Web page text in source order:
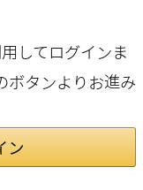
してログインま
ボタンよりお進み